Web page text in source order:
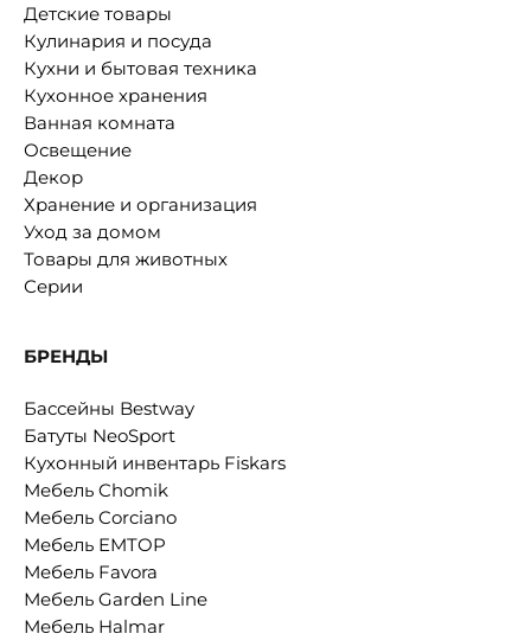
Детские товары
Кулинария и посуда
Кухни и бытовая техника
Кухонное хранения
Ванная комната
Освещение
Декор
Хранение и организация
Уход за домом
Товары для животных
Серии
БРЕНДЫ
Бассейны Bestway
Батуты NeoSport
Кухонный инвентарь Fiskars
Мебель Chomik
Мебель Corciano
Мебель EMTOP
Мебель Favora
Мебель Garden Line
Мебель Halmar